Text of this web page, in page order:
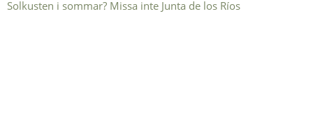
Solkusten i sommar? Missa inte Junta de los Ríos